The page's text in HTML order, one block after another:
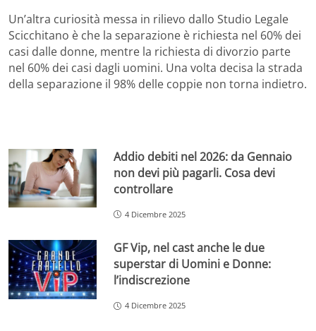
Un’altra curiosità messa in rilievo dallo Studio Legale
Scicchitano è che la separazione è richiesta nel 60% dei
casi dalle donne, mentre la richiesta di divorzio parte
nel 60% dei casi dagli uomini. Una volta decisa la strada
della separazione il 98% delle coppie non torna indietro.
Addio debiti nel 2026: da Gennaio
non devi più pagarli. Cosa devi
controllare
4 Dicembre 2025
GF Vip, nel cast anche le due
superstar di Uomini e Donne:
l’indiscrezione
4 Dicembre 2025